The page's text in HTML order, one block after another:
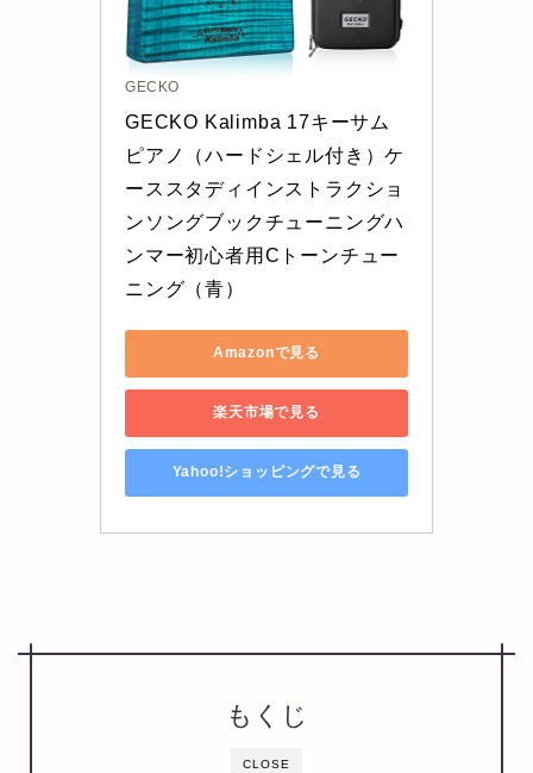
GECKO
GECKO Kalimba 17キーサム
ピアノ（ハードシェル付き）ケ
ーススタディインストラクショ
ンソングブックチューニングハ
ンマー初心者用Cトーンチュー
ニング（青）
Amazonで見る
楽天市場で見る
Yahoo!ショッピングで見る
CLOSE
もくじ